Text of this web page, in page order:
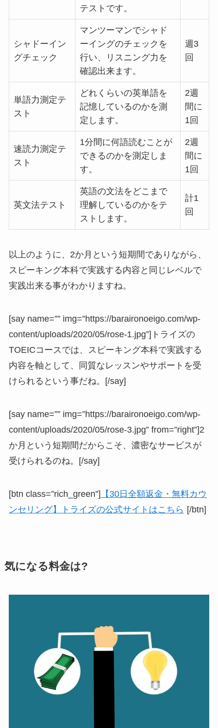
テストです。
シャドーイン
グチェック
マンツーマンでシャド
ーイングのチェックを
行い、リスニング力を
確認出来ます。
週3
回
単語力測定テ
スト
どれくらいの英単語を
記憶しているのかを測
定します。
2週
間に
1回
速読力測定テ
スト
1分間に何語読むことが
できるのかを測定しま
す。
2週
間に
1回
英文法テスト
英語の文法をどこまで
理解しているのかをテ
ストします。
計1
回
以上のように、2か月という短期間でありながら、
スピーキング本科で実践する内容と同じレベルで
実践出来る事がわかりますね。
[say name=”” img=”https://baraironoeigo.com/wp-
content/uploads/2020/05/rose-1.jpg”]トライズの
TOEICコースでは、スピーキング本科で実践する
内容を軸として、同質なレッスンやサポートを受
けられるという事だね。[/say]
[say name=”” img=”https://baraironoeigo.com/wp-
content/uploads/2020/05/rose-3.jpg” from=”right”]2
か月という短期間だからこそ、濃密なサービスが
受けられるのね。[/say]
[btn class=”rich_green”] 【30日全額返金・無料カウ
ンセリング】トライズの公式サイトはこちら [/btn]
気になる料金は?